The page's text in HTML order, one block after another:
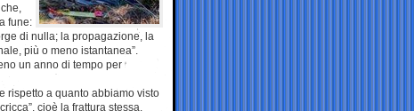
fune:
di nulla; la propagazione, la
più o meno istantanea”.
un anno di tempo per
rispetto a quanto abbiamo visto
cioè la frattura stessa.